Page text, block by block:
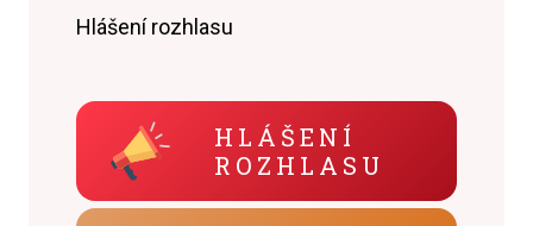
Hlášení rozhlasu
HLÁŠENÍ
ROZHLASU